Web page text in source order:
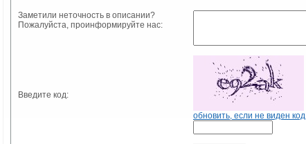
Заметили неточность в описании?
Пожалуйста, проинформируйте нас:
Введите код:
обновить, если не виден код